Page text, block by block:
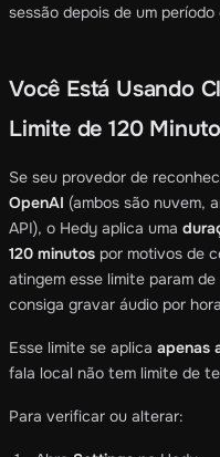
sessão depois de um
Você Está Usando
Limite de 120
Se seu provedor de
OpenAI (ambos são nuvem,
API), o Hedy aplica uma
120 minutos por motivos de
atingem esse limite param
consiga gravar áudio por
Esse limite se aplica apenas
fala local não tem limite de
Para verificar ou alterar: